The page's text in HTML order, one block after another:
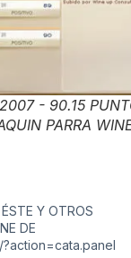
- 90.15
PARRA
Y OTROS
DE